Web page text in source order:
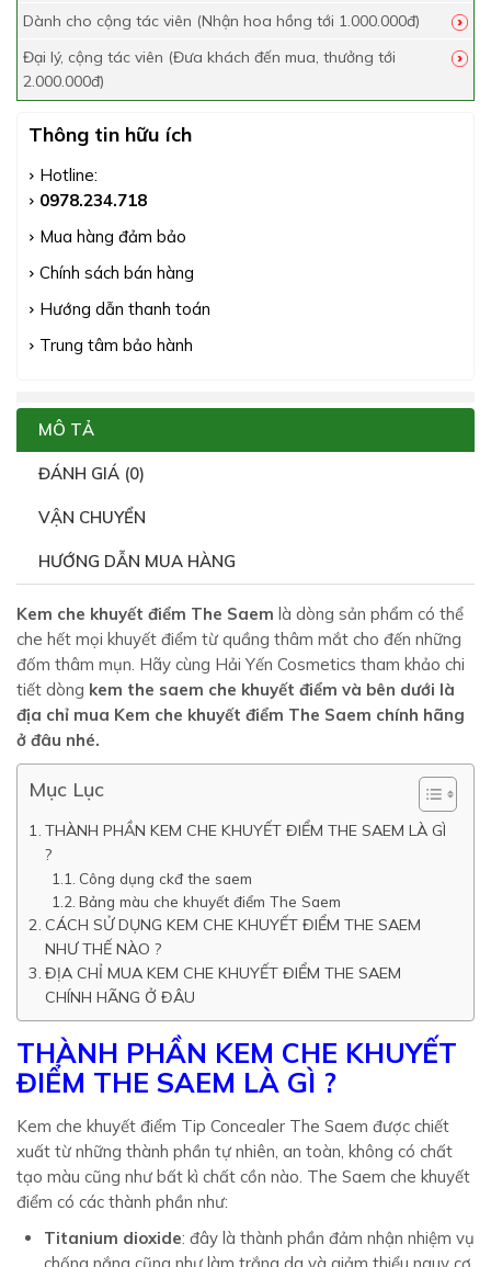
Dành cho cộng tác viên (Nhận hoa hồng tới 1.000.000đ)
Đại lý, cộng tác viên (Đưa khách đến mua, thưởng tới
2.000.000đ)
Thông tin hữu ích
Hotline:
0978.234.718
Mua hàng đảm bảo
Chính sách bán hàng
Hướng dẫn thanh toán
Trung tâm bảo hành
MÔ TẢ
ĐÁNH GIÁ (0)
VẬN CHUYỂN
HƯỚNG DẪN MUA HÀNG
Kem che khuyết điểm The Saem là dòng sản phẩm có thể
che hết mọi khuyết điểm từ quầng thâm mắt cho đến những
đốm thâm mụn. Hãy cùng Hải Yến Cosmetics tham khảo chi
tiết dòng kem the saem che khuyết điểm và bên dưới là
địa chỉ mua Kem che khuyết điểm The Saem chính hãng
ở đâu nhé.
Mục Lục
THÀNH PHẦN KEM CHE KHUYẾT ĐIỂM THE SAEM LÀ GÌ
?
Công dụng ckđ the saem
Bảng màu che khuyết điểm The Saem
CÁCH SỬ DỤNG KEM CHE KHUYẾT ĐIỂM THE SAEM
NHƯ THẾ NÀO ?
ĐỊA CHỈ MUA KEM CHE KHUYẾT ĐIỂM THE SAEM
CHÍNH HÃNG Ở ĐÂU
THÀNH PHẦN KEM CHE KHUYẾT
ĐIỂM THE SAEM LÀ GÌ ?
Kem che khuyết điểm Tip Concealer The Saem được chiết
xuất từ những thành phần tự nhiên, an toàn, không có chất
tạo màu cũng như bất kì chất cồn nào. The Saem che khuyết
điểm có các thành phần như:
Titanium dioxide: đây là thành phần đảm nhận nhiệm vụ